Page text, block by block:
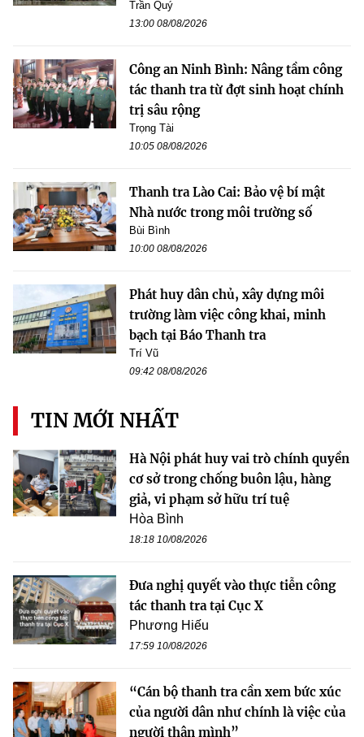
Trần Quý
13:00 08/08/2026
Công an Ninh Bình: Nâng tầm công
tác thanh tra từ đợt sinh hoạt chính
trị sâu rộng
Trọng Tài
10:05 08/08/2026
Thanh tra Lào Cai: Bảo vệ bí mật
Nhà nước trong môi trường số
Bùi Bình
10:00 08/08/2026
Phát huy dân chủ, xây dựng môi
trường làm việc công khai, minh
bạch tại Báo Thanh tra
Trí Vũ
09:42 08/08/2026
TIN MỚI NHẤT
Hà Nội phát huy vai trò chính quyền
cơ sở trong chống buôn lậu, hàng
giả, vi phạm sở hữu trí tuệ
Hòa Bình
18:18 10/08/2026
Đưa nghị quyết vào thực tiễn công
tác thanh tra tại Cục X
Phương Hiếu
17:59 10/08/2026
“Cán bộ thanh tra cần xem bức xúc
của người dân như chính là việc của
người thân mình”